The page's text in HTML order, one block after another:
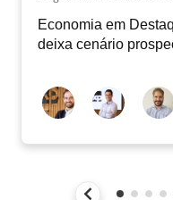
Economia em
deixa cenário